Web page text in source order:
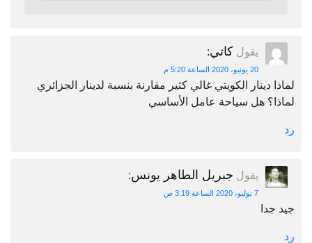
يقول كاتي:
20 يونيو، 2020 الساعة 5:20 م
لماذا دينار الكويتي غالي كثير مقارنة بنسبة لدينار الجزائري
لماذا؟ هل سياحة عامل الأساسي
رد
يقول جبريل الطاهر يونس:
7 يوليو، 2020 الساعة 3:19 ص
جيد جدا
رد